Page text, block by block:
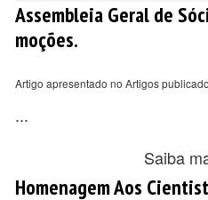
Assembleia Geral de
moções.
Artigo apresentado no Artigos
...
Saiba
Homenagem Aos